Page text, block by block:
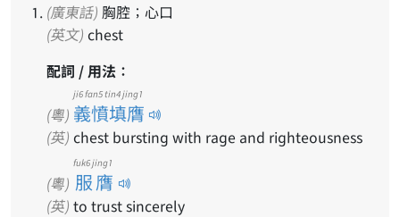
(廣東話) 胸腔；心口
(英文) chest
配詞 / 用法：
(粵) 義憤填膺
ji6 fan5 tin4 jing1
(英) chest bursting with rage and righteousness
(粵) 服膺
fuk6 jing1
(英) to trust sincerely